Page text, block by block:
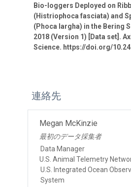
Bio-loggers Deployed on
(Histriophoca fasciata) and
(Phoca largha) in the Bering
2018 (Version 1) [Data set].
Science. https://doi.org/
連絡先
Megan McKinzie
最初のデータ採集者
Data Manager
U.S. Animal Telemetry
U.S. Integrated Ocean
System